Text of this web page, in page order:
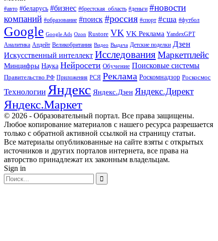
#авто #беларусь #бизнес #брестская_область #деньги #новости
компаний #образование #поиск #россия #спорт #сша #футбол
Google Google Ads Ozon Rustore VK VK Реклама YandexGPT
Аналитика Апдейт Великобритания Видео Выдача Детские поделки Дзен
Искусственный интеллект ИсследованияМаркетплейс
Минцифры Наука Нейросети Обучение Поисковые системы
Правительство РФ Приложения РСЯ Реклама Роскомнадзор Роскосмос
Технологии Яндекс Яндекс.Дзен Яндекс.Директ
Яндекс.Маркет
© 2026 - Образовательный портал. Все права защищены.
Любое копирование материалов с нашего ресурса разрешается
только с обратной активной ссылкой на страницу статьи.
Все материалы опубликованные на сайте взяты с открытых
источников и других порталов интернета, все права на
авторство принадлежат их законным владельцам.
Sign in